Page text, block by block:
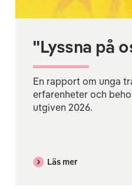
"Lyssna på
En rapport om unga
erfarenheter och
utgiven 2026.
Läs mer